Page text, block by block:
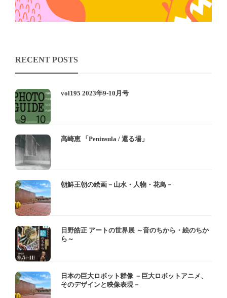
RECENT POSTS
vol195 2023年9-10月号
高崎恵 「Peninsula / 還る場」
朝鮮王朝の絵画－山水・人物・花鳥－
日野皓正 アートの世界展 ～音のちから・絵のちか
ら～
日本の巨大ロボット群像 －巨大ロボットアニメ、
そのデザインと映像表現－